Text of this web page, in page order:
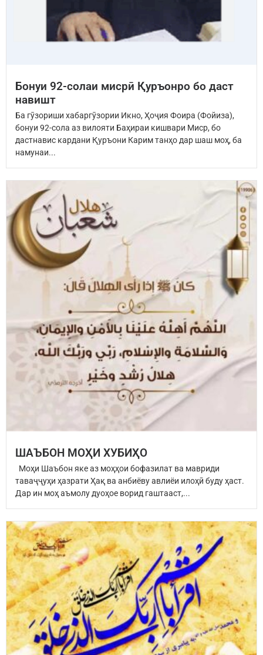
Бонуи 92-солаи мисрӣ Қуръонро бо даст
навишт
Ба гӯзориши хабаргӯзории Икно, Ҳоҷия Фоира (Фойиза),
бонуи 92-сола аз вилояти Баҳираи кишвари Миср, бо
дастнавис кардани Қуръони Карим танҳо дар шаш моҳ, ба
намунаи...
ШАЪБОН МОҲИ ХУБИҲО
Моҳи Шаъбон яке аз моҳҳои бофазилат ва мавриди
таваҷҷуҳи ҳазрати Ҳақ ва анбиёву авлиёи илоҳӣ буду ҳаст.
Дар ин моҳ аъмолу дуоҳое ворид гаштааст,...